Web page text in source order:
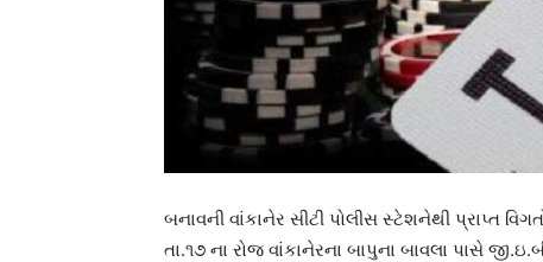
બનાવની વાંકાનેર સીટી પોલીસ સ્ટેશનેથી પ્રાપ્ત
તા.૧૭ ના રોજ વાંકાનેરના બાપુના બાવલા પાસે